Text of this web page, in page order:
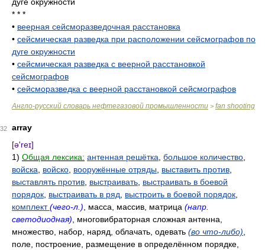
* * *
• веерная сейсморазведочная расстановка
• сейсмическая разведка при расположении сейсмографов по
дуге окружности
• сейсмическая разведка с веерной расстановкой
сейсмографов
• сейсморазведка с веерной расстановкой сейсмографов
Англо-русский словарь нефтегазовой промышленности > fan shooting
32
array
[ə'reɪ]
1) Общая лексика: антенная решётка большое количество
войска
войско вооружённые отряды выставить против
выставлять против выстраивать выстраивать в боевой
порядок выстраивать в ряд выстроить в боевой порядок
комплект(чего-л.) , масса, массив, матрица (напр.
светодиодная) , многовибраторная сложная антенна,
множество, набор, наряд, облачать, одевать (во что-либо)
поле, построение, размещение в определённом порядке,